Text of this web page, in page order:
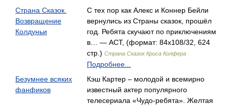
Страна Сказок.
Возвращение
Колдуньи
С тех пор как Алекс и Коннер Бейли
вернулись из Страны сказок, прошёл
год. Ребята скучают по приключениям
в… — АСТ, (формат: 84x108/32, 624
стр.) Страна Сказок Криса Колфера
Подробнее...
Безумнее всяких
фанфиков
Кэш Картер – молодой и всемирно
известный актер популярного
телесериала «Чудо-ребята». Желтая